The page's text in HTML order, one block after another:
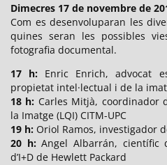
Dimecres 17 de novembre de
Com es desenvoluparan les
quines seran les possibles
fotografia documental.
17 h: Enric Enrich, advocat
propietat intel·lectual i de la
18 h: Carles Mitjà, coordinador
la Imatge (LQI) CITM-UPC
19 h: Oriol Ramos, investigador
20 h:Angel Albarrán, científic
d’I+D de Hewlett Packard